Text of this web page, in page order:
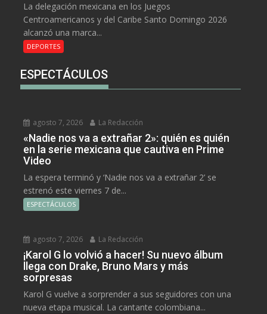
La delegación mexicana en los Juegos
Centroamericanos y del Caribe Santo Domingo 2026
alcanzó una marca...
DEPORTES
ESPECTÁCULOS
agosto 7, 2026 La Redacción
«Nadie nos va a extrañar 2»: quién es quién
en la serie mexicana que cautiva en Prime
Video
La espera terminó y ‘Nadie nos va a extrañar 2’ se
estrenó este viernes 7 de...
ESPECTÁCULOS
agosto 7, 2026 La Redacción
¡Karol G lo volvió a hacer! Su nuevo álbum
llega con Drake, Bruno Mars y más
sorpresas
Karol G vuelve a sorprender a sus seguidores con una
nueva etapa musical. La cantante colombiana...